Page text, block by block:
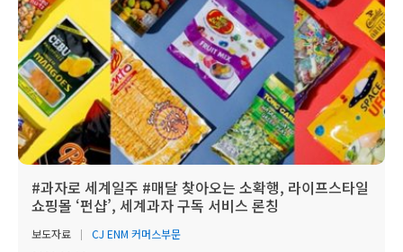
#과자로 세계일주 #매달 찾아오는 소확행, 라이프스타일
쇼핑몰 ‘펀샵’, 세계과자 구독 서비스 론칭
보도자료
CJ ENM 커머스부문